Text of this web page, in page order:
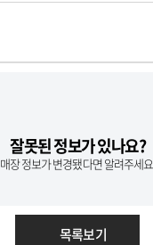
잘못된 정보가 있나요?
매장 정보가 변경됐다면 알려주세요.
목록보기